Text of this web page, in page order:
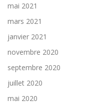
mai 2021
mars 2021
janvier 2021
novembre 2020
septembre 2020
juillet 2020
mai 2020